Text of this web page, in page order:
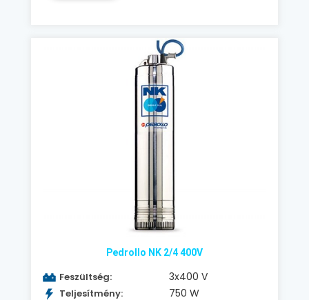
Pedrollo NK 2/4 400V
Feszültség: 3x400 V
Teljesítmény: 750 W